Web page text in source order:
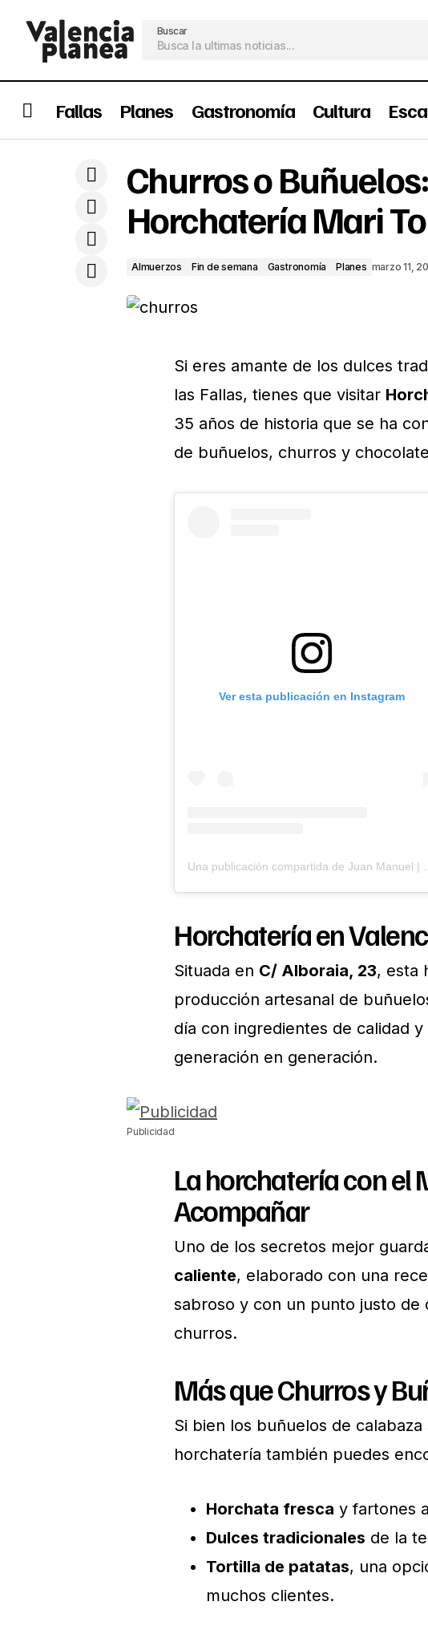
Buscar
Fallas Planes Gastronomía Cultura
Museo de Ilusiones
Gastronomía
Planes
Churros o
Horchatería Mari
Almuerzos Fin de semana Gastronomía Planes marzo 11,
Si eres amante de los dulces
las Fallas, tienes que visitar
35 años de historia que se ha
de buñuelos, churros y
Ver esta publicación en Instagram
Horchatería en
Situada en C/ Alboraia, 23, esta
producción artesanal de
día con ingredientes de calidad
generación en generación.
Publicidad
La horchatería con el
Acompañar
Uno de los secretos mejor
caliente, elaborado con una
sabroso y con un punto justo de
churros.
Más que Churros y
Si bien los buñuelos de
horchatería también puedes
Horchata fresca y fartones
Dulces tradicionales de la
Tortilla de patatas, una
muchos clientes.